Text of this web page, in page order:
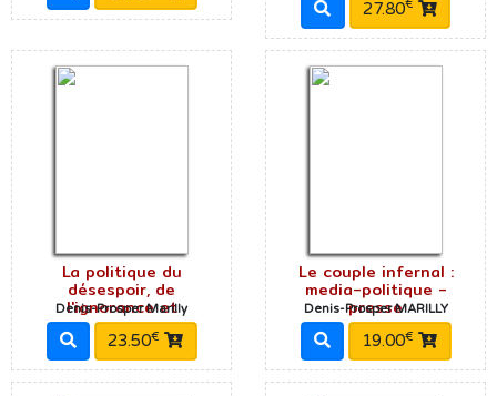
27.80€
La politique du
désespoir, de
l'ignorance et
Denis-Prosper Marilly
23.50€
Le couple infernal :
media-politique -
presse
Denis-Prosper MARILLY
19.00€